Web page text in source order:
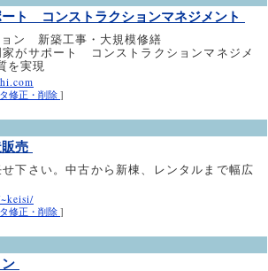
ト コンストラクションマネジメント
ン 新築工事・大規模修繕
がサポート コンストラクションマネジメ
を実現
修正・削除 ]
売
下さい。中古から新棟、レンタルまで幅広
修正・削除 ]